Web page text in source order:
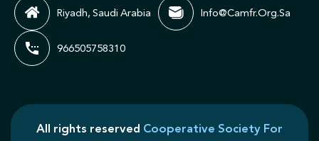
Riyadh, Saudi Arabia
Info@camfr.org.sa
966505758310
All rights reserved Cooperative Society For